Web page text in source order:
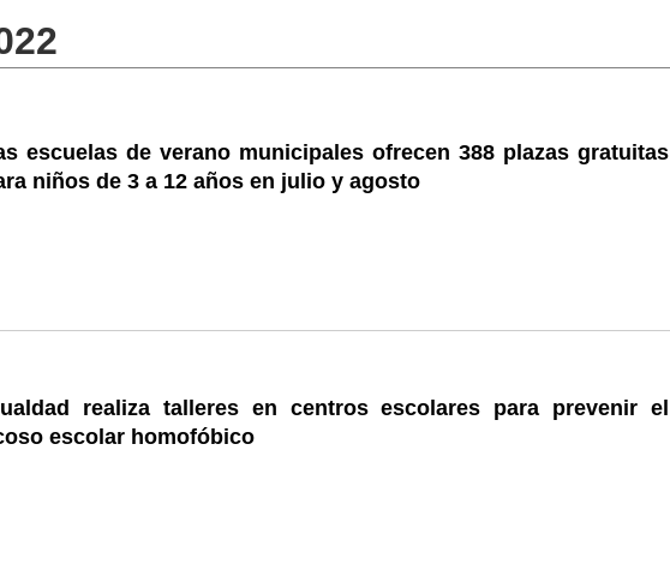
escuelas de verano municipales ofrecen 388 plazas gratuitas
niños de 3 a 12 años en julio y agosto
realiza talleres en centros escolares para prevenir el
escolar homofóbico